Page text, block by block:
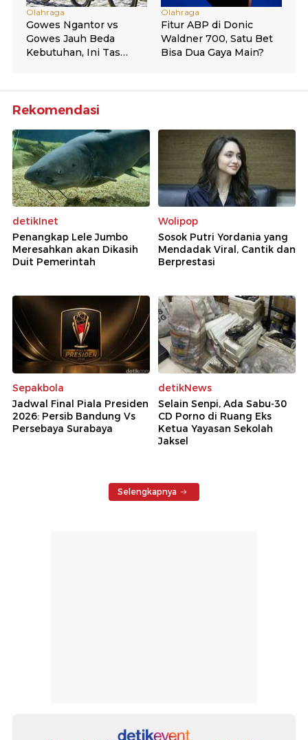
Rekomendasi
detikInet
Penangkap Lele Jumbo
Meresahkan akan Dikasih
Duit Pemerintah
Wolipop
Sosok Putri Yordania yang
Mendadak Viral, Cantik dan
Berprestasi
Sepakbola
Jadwal Final Piala Presiden
2026: Persib Bandung Vs
Persebaya Surabaya
detikNews
Selain Senpi, Ada Sabu-30
CD Porno di Ruang Eks
Ketua Yayasan Sekolah
Jaksel
Selengkapnya